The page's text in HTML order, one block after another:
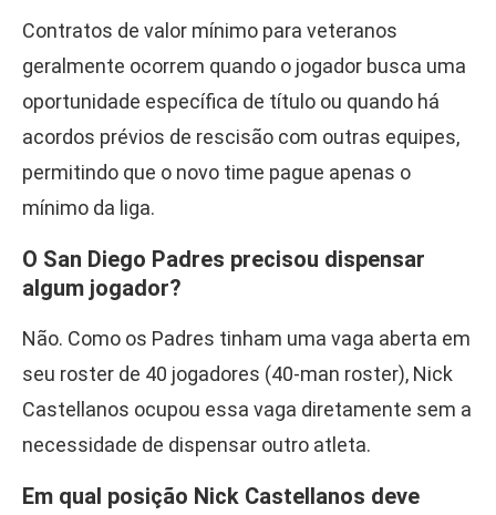
Contratos de valor mínimo para veteranos
geralmente ocorrem quando o jogador busca uma
oportunidade específica de título ou quando há
acordos prévios de rescisão com outras equipes,
permitindo que o novo time pague apenas o
mínimo da liga.
O San Diego Padres precisou dispensar
algum jogador?
Não. Como os Padres tinham uma vaga aberta em
seu roster de 40 jogadores (40-man roster), Nick
Castellanos ocupou essa vaga diretamente sem a
necessidade de dispensar outro atleta.
Em qual posição Nick Castellanos deve